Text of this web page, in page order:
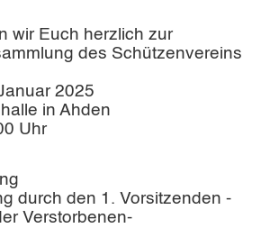
wir Euch herzlich zur
des Schützenvereins
2025
in Ahden
Uhr
durch den 1. Vorsitzenden -
Verstorbenen-